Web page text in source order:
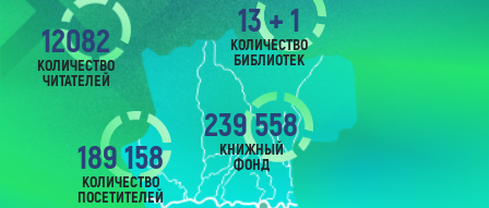
12082
КОЛИЧЕСТВО
ЧИТАТЕЛЕЙ
189 158
КОЛИЧЕСТВО
ПОСЕТИТЕЛЕЙ
239 558
КНИЖНЫЙ
ФОНД
13 + 1
КОЛИЧЕСТВО
БИБЛИОТЕК